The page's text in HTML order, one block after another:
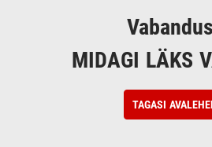
MIDAGI LÄKS
TAGASI